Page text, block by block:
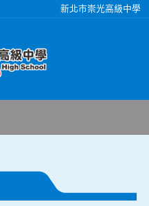
新北市崇光高級中學